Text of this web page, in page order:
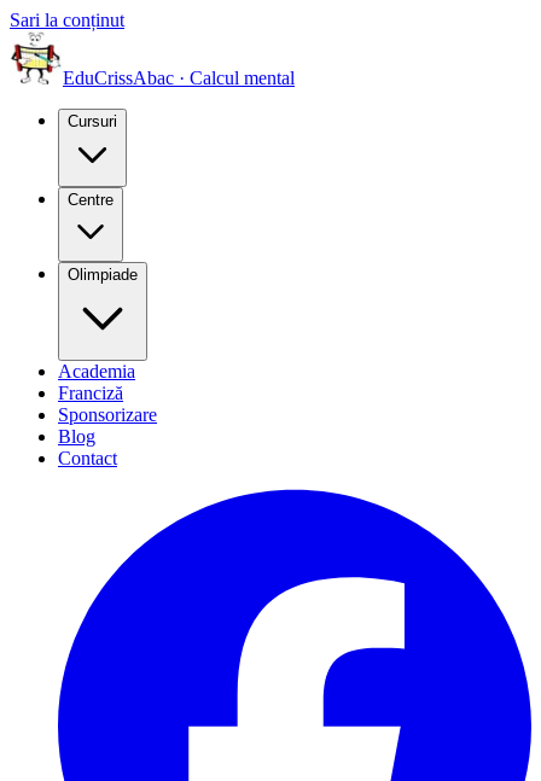
Sari la conținut
EduCrissAbac · Calcul mental
Cursuri
Centre
Olimpiade
Academia
Franciză
Sponsorizare
Blog
Contact